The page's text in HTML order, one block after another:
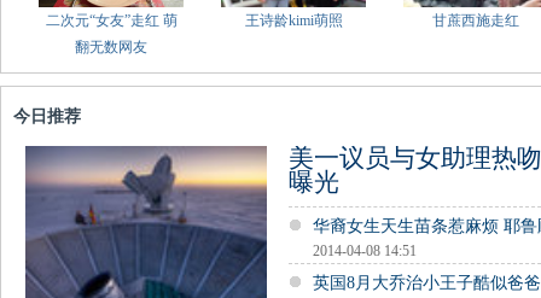
二次元“女友”走红 萌
翻无数网友
王诗龄kimi萌照 甘蔗西施走红
今日推荐
美一议员与女助理热
曝光
华裔女生天生苗条惹麻烦 耶
2014-04-08 14:51
英国8月大乔治小王子酷似爸